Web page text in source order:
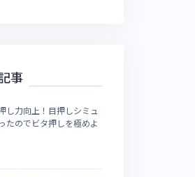
事
し力向上！目押しシミュ
たのでビタ押しを極めよ